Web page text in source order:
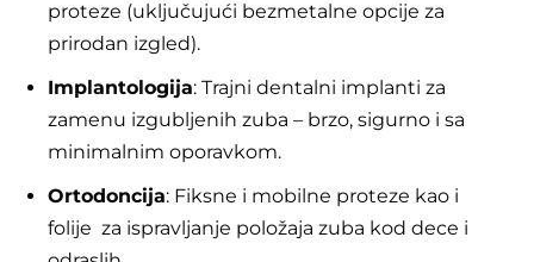
proteze (uključujući bezmetalne opcije za
prirodan izgled).
Implantologija: Trajni dentalni implanti za
zamenu izgubljenih zuba – brzo, sigurno i sa
minimalnim oporavkom.
Ortodoncija: Fiksne i mobilne proteze kao i
folije za ispravljanje položaja zuba kod dece i